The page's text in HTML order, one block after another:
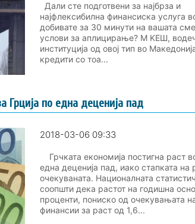
Дали сте подготвени за најбрза и
најфлексибилна финансиска услуга
добивате за 30 минути на вашата
услови за аплицирање? М KЕШ,
институција од овој тип во
кредити со тоа...
Грција по една деценија пад
2018-03-06 09:33
Грчката економија постигна раст
една деценија пад, иако стапката на
очекуваната. Националната
соопшти дека растот на годишна
проценти, пониско од очекувањата
финансии за раст од 1,6...